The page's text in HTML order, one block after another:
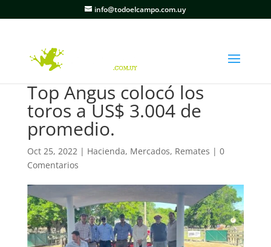
info@todoelcampo.com.uy
Top Angus colocó los
toros a US$ 3.004 de
promedio.
Oct 25, 2022| Hacienda, Mercados, Remates | 0
Comentarios